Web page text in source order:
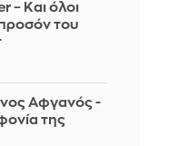
– Και όλοι
προσόν του
Αφγανός -
της